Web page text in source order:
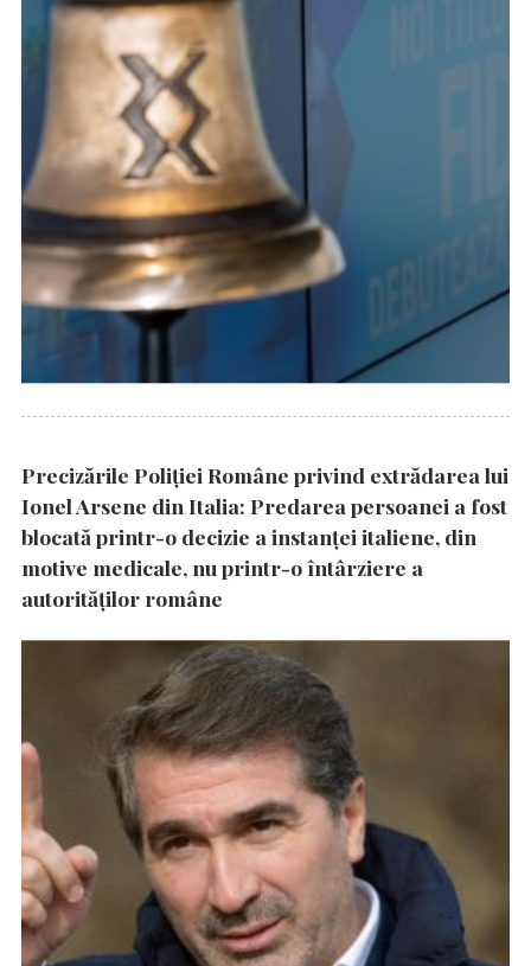
Precizările Poliţiei Române privind extrădarea lui
Ionel Arsene din Italia: Predarea persoanei a fost
blocată printr-o decizie a instanţei italiene, din
motive medicale, nu printr-o întârziere a
autorităţilor române